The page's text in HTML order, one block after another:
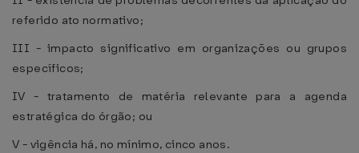
referido ato normativo;
III - impacto significativo em organizações ou grupos
específicos;
IV - tratamento de matéria relevante para a agenda
estratégica do órgão; ou
V - vigência há, no mínimo, cinco anos.